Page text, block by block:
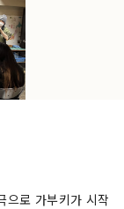
으로 가부키가 시작